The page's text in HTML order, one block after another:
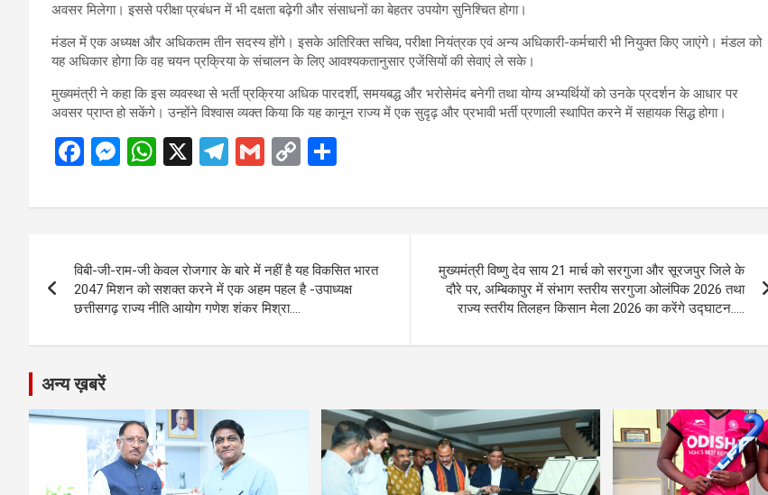
अवसर मिलेगा। इससे परीक्षा प्रबंधन में भी दक्षता बढ़ेगी और संसाधनों का बेहतर उपयोग सुनिश्चित होगा।
मंडल में एक अध्यक्ष और अधिकतम तीन सदस्य होंगे। इसके अतिरिक्त सचिव, परीक्षा नियंत्रक एवं अन्य अधिकारी-कर्मचारी भी नियुक्त किए जाएंगे। मंडल को
यह अधिकार होगा कि वह चयन प्रक्रिया के संचालन के लिए आवश्यकतानुसार एजेंसियों की सेवाएं ले सके।
मुख्यमंत्री ने कहा कि इस व्यवस्था से भर्ती प्रक्रिया अधिक पारदर्शी, समयबद्ध और भरोसेमंद बनेगी तथा योग्य अभ्यर्थियों को उनके प्रदर्शन के आधार पर
अवसर प्राप्त हो सकेंगे। उन्होंने विश्वास व्यक्त किया कि यह कानून राज्य में एक सुदृढ़ और प्रभावी भर्ती प्रणाली स्थापित करने में सहायक सिद्ध होगा।
F
ce
o
o
k
M
se
g
er
W
at
A
p
p
X
T
e
a
m
G
ail
C
py
n
k
ar
navigation
विबी-जी-राम-जी केवल रोजगार के बारे में नहीं है यह विकसित भारत
2047 मिशन को सशक्त करने में एक अहम पहल है -उपाध्यक्ष
छत्तीसगढ़ राज्य नीति आयोग गणेश शंकर मिश्रा….
मुख्यमंत्री विष्णु देव साय 21 मार्च को सरगुजा और सूरजपुर जिले के
दौरे पर, अम्बिकापुर में संभाग स्तरीय सरगुजा ओलंपिक 2026 तथा
राज्य स्तरीय तिलहन किसान मेला 2026 का करेंगे उद्घाटन…..
अन्य ख़बरें